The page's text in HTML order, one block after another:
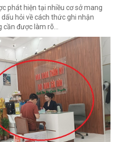
phát hiện tại nhiều cơ sở mang
hỏi về cách thức ghi nhận
cần được làm rõ…